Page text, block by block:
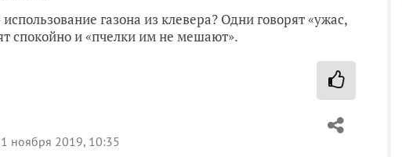
газона из клевера? Одни говорят «ужас,
спокойно и «пчелки им не мешают».
ноября 2019, 10:35